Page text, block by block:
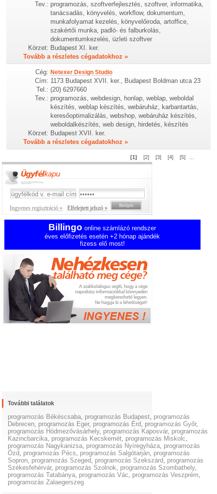
Tev.: programozás, szoftverfejlesztés, szoftver, informatika,
tanácsadás, könyvelés, workflow, dokumentum,
munkafolyamat kezelés, könyvelőiroda, artoffice,
szakértői munka, padló- és falburkolás,
dokumentumkezelés, üzleti szoftver
Körzet: Budapest XI. ker.
Tovább a részletes cégadatokhoz »
Cég: Netexer Design Studio
Cím: 1173 Budapest XVII. ker., Budapest Boldman utca 23
Tel.: (20) 6297660
Tev.: programozás, webdesign, honlap, weblap, weboldal
készítés, weblap készítés, webáruház, karbantartás,
keresőoptimalizálás, webshop, webáruház készítés,
weboldalkészítés, web design, hirdetés, készítés
Körzet: Budapest XVII. ker.
Tovább a részletes cégadatokhoz »
[1] [2] [3] [4] [5]
Ingyenes regisztráció » Elfelejtett jelszó »
Billingo online számlázó rendszer
éves előfizetés esetén +2 hónap ajándék
fizess elő most!
További találatok
programozás Békéscsaba, programozás Budapest, programozás
Debrecen, programozás Eger, programozás Érd, programozás Győr,
programozás Hódmezővásárhely, programozás Kaposvár, programozás
Kazincbarcika, programozás Kecskemét, programozás Miskolc,
programozás Nagykanizsa, programozás Nyíregyháza, programozás
Ózd, programozás Pécs, programozás Salgótarján, programozás
Sopron, programozás Szeged, programozás Szekszárd, programozás
Székesfehérvár, programozás Szolnok, programozás Szombathely,
programozás Tatabánya, programozás Vác, programozás Veszprém,
programozás Zalaegerszeg